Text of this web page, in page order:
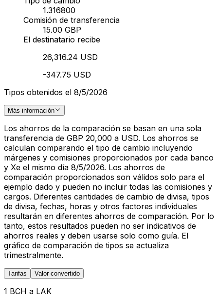
1.316800
Comisión de transferencia
15.00 GBP
El destinatario recibe
26,316.24 USD
-347.75 USD
Tipos obtenidos el 8/5/2026
Más información
Los ahorros de la comparación se basan en una sola
transferencia de GBP 20,000 a USD. Los ahorros se
calculan comparando el tipo de cambio incluyendo
márgenes y comisiones proporcionados por cada banco
y Xe el mismo día 8/5/2026. Los ahorros de
comparación proporcionados son válidos solo para el
ejemplo dado y pueden no incluir todas las comisiones y
cargos. Diferentes cantidades de cambio de divisa, tipos
de divisa, fechas, horas y otros factores individuales
resultarán en diferentes ahorros de comparación. Por lo
tanto, estos resultados pueden no ser indicativos de
ahorros reales y deben usarse solo como guía. El
gráfico de comparación de tipos se actualiza
trimestralmente.
Tarifas Valor convertido
1 BCH a LAK